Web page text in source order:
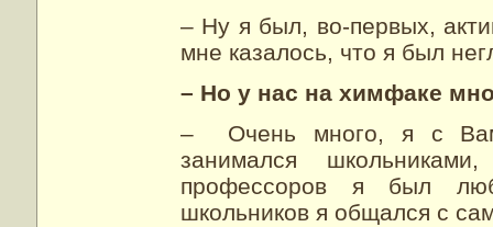
– Ну я был, во-первых,
мне казалось, что я был
– Но у нас на химфаке
– Очень много, я с
занимался
профессоров я был
школьников я общался с